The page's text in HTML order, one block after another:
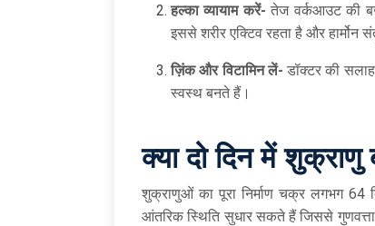
हल्का व्यायाम करें-तेज वर्कआउट की
इससे शरीर एक्टिव रहता है और हार्मोन
ज़िंक और विटामिन लें- डॉक्टर की
स्वस्थ बनते हैं।
क्या दो दिन में
शुक्राणुओं का पूरा निर्माण चक्र लगभग 64
आंतरिक स्थिति सुधार सकते हैं जिससे